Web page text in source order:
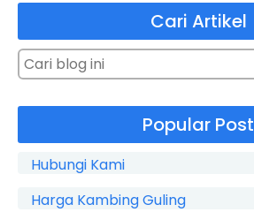
Cari Artikel
Popular Post
Hubungi Kami
Harga Kambing Guling